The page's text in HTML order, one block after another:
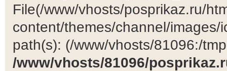
File(/www/vhosts/posprikaz.ru/
content/themes/channel/
path(s): (/www/vhosts/81096:/
/www/vhosts/81096/